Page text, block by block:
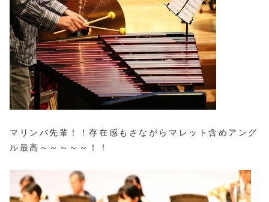
マリンバ先輩！！存在感もさながらマレット含めアング
ル最高～～～～～！！